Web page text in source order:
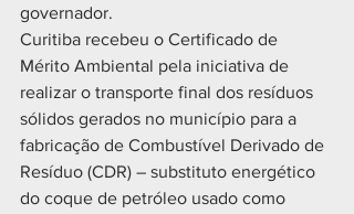
governador.
Curitiba recebeu o Certificado de
Mérito Ambiental pela iniciativa de
realizar o transporte final dos resíduos
sólidos gerados no município para a
fabricação de Combustível Derivado de
Resíduo (CDR) – substituto energético
do coque de petróleo usado como